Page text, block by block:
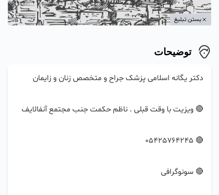
بستن تبلیغ
توضیحات